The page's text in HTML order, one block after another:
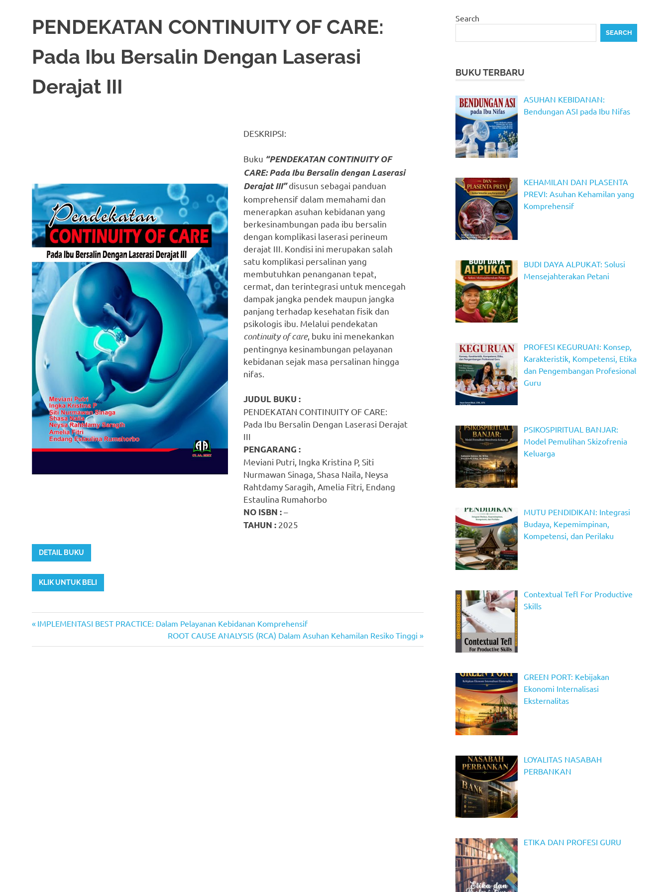
PENDEKATAN CONTINUITY OF CARE:
Pada Ibu Bersalin Dengan Laserasi
Derajat III
DESKRIPSI:
Buku “PENDEKATAN CONTINUITY OF
CARE: Pada Ibu Bersalin dengan Laserasi
Derajat III”disusun sebagai panduan
komprehensif dalam memahami dan
menerapkan asuhan kebidanan yang
berkesinambungan pada ibu bersalin
dengan komplikasi laserasi perineum
derajat III. Kondisi ini merupakan salah
satu komplikasi persalinan yang
membutuhkan penanganan tepat,
cermat, dan terintegrasi untuk mencegah
dampak jangka pendek maupun jangka
panjang terhadap kesehatan fisik dan
psikologis ibu. Melalui pendekatan
continuity of care, buku ini menekankan
pentingnya kesinambungan pelayanan
kebidanan sejak masa persalinan hingga
nifas.
JUDUL BUKU :
PENDEKATAN CONTINUITY OF CARE:
Pada Ibu Bersalin Dengan Laserasi Derajat
III
PENGARANG :
Meviani Putri, Ingka Kristina P, Siti
Nurmawan Sinaga, Shasa Naila, Neysa
Rahtdamy Saragih, Amelia Fitri, Endang
Estaulina Rumahorbo
NO ISBN :–
TAHUN : 2025
DETAIL BUKU
KLIK UNTUK BELI
Post
navigation
Previous
IMPLEMENTASI BEST PRACTICE: Dalam Pelayanan Kebidanan Komprehensif
Next
Post:
ROOT CAUSE ANALYSIS (RCA) Dalam Asuhan Kehamilan Resiko Tinggi
Search
SEARCH
BUKU TERBARU
ASUHAN KEBIDANAN:
Bendungan ASI pada Ibu Nifas
KEHAMILAN DAN PLASENTA
PREVI: Asuhan Kehamilan yang
Komprehensif
BUDI DAYA ALPUKAT: Solusi
Mensejahterakan Petani
PROFESI KEGURUAN: Konsep,
Karakteristik, Kompetensi, Etika
dan Pengembangan Profesional
Guru
PSIKOSPIRITUAL BANJAR:
Model Pemulihan Skizofrenia
Keluarga
MUTU PENDIDIKAN: Integrasi
Budaya, Kepemimpinan,
Kompetensi, dan Perilaku
Contextual Tefl For Productive
Skills
GREEN PORT: Kebijakan
Ekonomi Internalisasi
Eksternalitas
LOYALITAS NASABAH
PERBANKAN
ETIKA DAN PROFESI GURU